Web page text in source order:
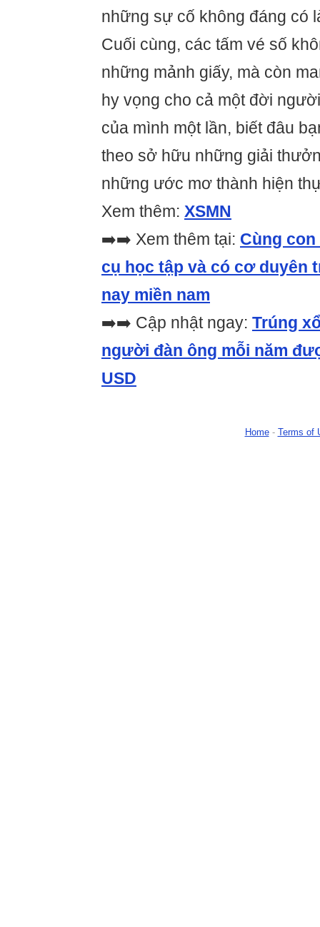
những sự cố không đáng có
Cuối cùng, các tấm vé số
những mảnh giấy, mà còn
hy vọng cho cả một đời
của mình một lần, biết đâu
theo sở hữu những giải
những ước mơ thành hiện
Xem thêm: XSMN
➡️➡️ Xem thêm tại: Cùng
cụ học tập và có cơ duyên
nay miền nam
➡️➡️ Cập nhật ngay: Trúng
người đàn ông mỗi năm
USD
Home- Terms of